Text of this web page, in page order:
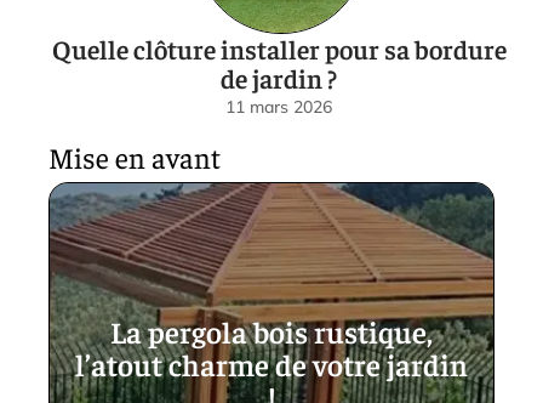
Quelle clôture installer pour sa bordure
de jardin ?
11 mars 2026
Mise en avant
La pergola bois rustique,
l’atout charme de votre jardin